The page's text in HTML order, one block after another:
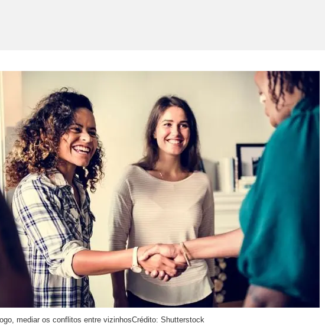
mediar os conflitos entre vizinhosCrédito: Shutterstock